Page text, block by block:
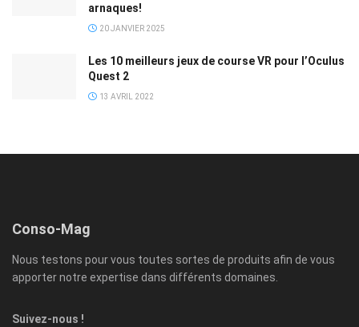
arnaques!
20 JANVIER 2025
Les 10 meilleurs jeux de course VR pour l’Oculus
Quest 2
13 AVRIL 2022
Conso-Mag
Nous testons pour vous toutes sortes de produits afin de vous
apporter notre expertise dans différents domaines.
Suivez-nous !